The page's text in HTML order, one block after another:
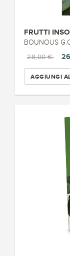
FRUTTI
BOUNOUS
28,00 €
AGGIUNGI